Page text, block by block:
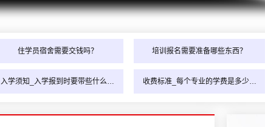
住学员宿舍需要交钱吗？ 培训报名需要准备哪些东西？
入学须知_入学报到时要带些什么… 收费标准_每个专业的学费是多少…